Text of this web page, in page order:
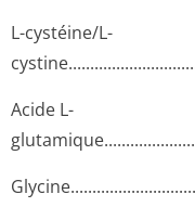
L-cystéine/L-
Acide L-